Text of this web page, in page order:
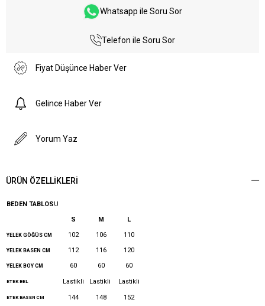
Whatsapp ile Soru Sor
Telefon ile Soru Sor
Fiyat Düşünce Haber Ver
Gelince Haber Ver
Yorum Yaz
ÜRÜN ÖZELLIKLERI
BEDEN TABLOSU
S
M L
YELEK GÖĞÜS CM 102 106 110
YELEK BASEN CM 112 116 120
YELEK BOY CM 60 60 60
ETEK BEL Lastikli Lastikli Lastikli
ETEK BASEN CM 144 148 152